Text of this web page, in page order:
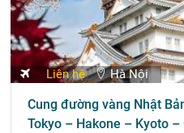
Liên hệ Hà Nội
Cung đường vàng Nhật
Tokyo – Hakone – Kyoto –